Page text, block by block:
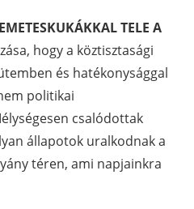
TELE A
hogy a köztisztasági
és hatékonysággal
politikai
csalódottak
állapotok uralkodnak a
téren, ami napjainkra